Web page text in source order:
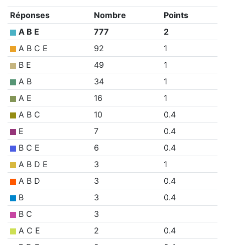
Réponses Nombre
Points
A B E
777
2
A B C E
92
1
B E
49
1
A B
34
1
A E
16
1
A B C
10
0.4
E
7
0.4
B C E
6
0.4
A B D E
3
1
A B D
3
0.4
B
3
0.4
B C
3
A C E
2
0.4